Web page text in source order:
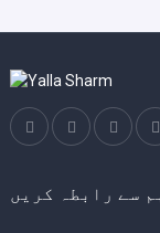
ہم سے رابطہ کریں